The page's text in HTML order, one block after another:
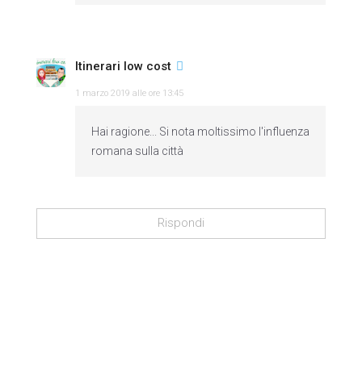
Itinerari low cost
1 marzo 2019 alle ore 13:45
Hai ragione... Si nota moltissimo l'influenza
romana sulla città
Rispondi